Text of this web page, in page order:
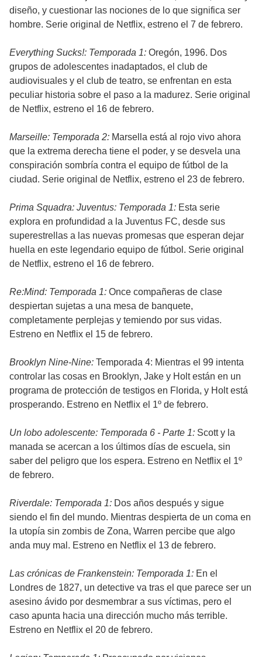
diseño, y cuestionar las nociones de lo que significa ser
hombre. Serie original de Netflix, estreno el 7 de febrero.
Everything Sucks!: Temporada 1: Oregón, 1996. Dos
grupos de adolescentes inadaptados, el club de
audiovisuales y el club de teatro, se enfrentan en esta
peculiar historia sobre el paso a la madurez. Serie original
de Netflix, estreno el 16 de febrero.
Marseille: Temporada 2: Marsella está al rojo vivo ahora
que la extrema derecha tiene el poder, y se desvela una
conspiración sombría contra el equipo de fútbol de la
ciudad. Serie original de Netflix, estreno el 23 de febrero.
Prima Squadra: Juventus: Temporada 1: Esta serie
explora en profundidad a la Juventus FC, desde sus
superestrellas a las nuevas promesas que esperan dejar
huella en este legendario equipo de fútbol. Serie original
de Netflix, estreno el 16 de febrero.
Re:Mind: Temporada 1: Once compañeras de clase
despiertan sujetas a una mesa de banquete,
completamente perplejas y temiendo por sus vidas.
Estreno en Netflix el 15 de febrero.
Brooklyn Nine-Nine: Temporada 4: Mientras el 99 intenta
controlar las cosas en Brooklyn, Jake y Holt están en un
programa de protección de testigos en Florida, y Holt está
prosperando. Estreno en Netflix el 1º de febrero.
Un lobo adolescente: Temporada 6 - Parte 1: Scott y la
manada se acercan a los últimos días de escuela, sin
saber del peligro que los espera. Estreno en Netflix el 1º
de febrero.
Riverdale: Temporada 1: Dos años después y sigue
siendo el fin del mundo. Mientras despierta de un coma en
la utopía sin zombis de Zona, Warren percibe que algo
anda muy mal. Estreno en Netflix el 13 de febrero.
Las crónicas de Frankenstein: Temporada 1: En el
Londres de 1827, un detective va tras el que parece ser un
asesino ávido por desmembrar a sus víctimas, pero el
caso apunta hacia una dirección mucho más terrible.
Estreno en Netflix el 20 de febrero.